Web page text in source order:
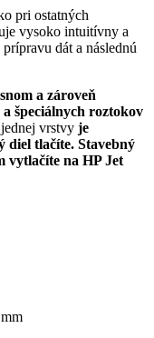
pri ostatných
vysoko intuitívny a
dát a následnú
a zároveň
špeciálnych roztokov
vrstvy je
diel tlačíte. Stavebný
vytlačíte na HP Jet